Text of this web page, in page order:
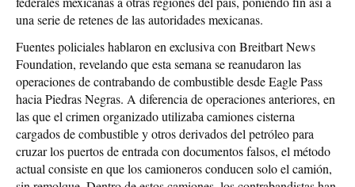
una serie de retenes de las autoridades mexicanas.
Fuentes policiales hablaron en exclusiva con Breitbart News
Foundation, revelando que esta semana se reanudaron las
operaciones de contrabando de combustible desde Eagle Pass
hacia Piedras Negras. A diferencia de operaciones anteriores, en
las que el crimen organizado utilizaba camiones cisterna
cargados de combustible y otros derivados del petróleo para
cruzar los puertos de entrada con documentos falsos, el método
actual consiste en que los camioneros conducen solo el camión,